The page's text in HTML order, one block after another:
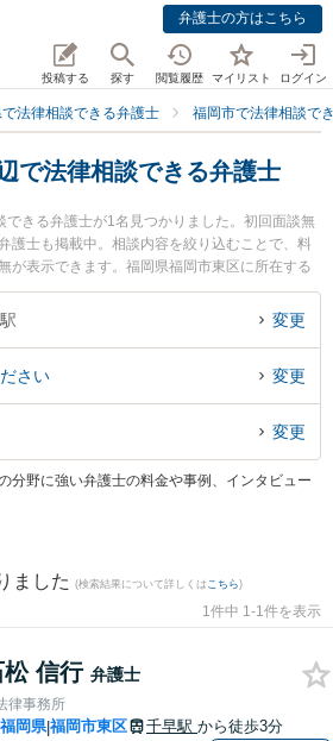
弁護士の方はこちら
投稿する 探す 閲覧履歴 マイリスト ログイン
法律相談できる弁護士 福岡市で法律相談で
で法律相談できる弁護士
できる弁護士が1名見つかりました。初回面談無
護士も掲載中。相談内容を絞り込むことで、料
が表示できます。福岡県福岡市東区に所在する
松 信行弁護士のプロフィール情報や弁護士費
す。『消費者金融の債務整理のトラブルを勤務
の債務整理を法律相談できる千早駅付近の弁護
困りの相談者さんにおすすめです。
変更
さい 変更
変更
分野に強い弁護士の料金や事例、インタビュー
ました (検索結果について詳しくは こちら)
1件中 1-1件を表示
松 信行 弁護士
律事務所
福岡県|福岡市東区 千早駅 から徒歩3分